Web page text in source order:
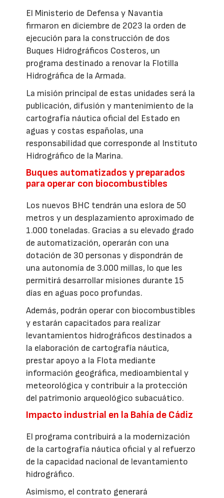
El Ministerio de Defensa y Navantia
firmaron en diciembre de 2023 la orden de
ejecución para la construcción de dos
Buques Hidrográficos Costeros, un
programa destinado a renovar la Flotilla
Hidrográfica de la Armada.
La misión principal de estas unidades será la
publicación, difusión y mantenimiento de la
cartografía náutica oficial del Estado en
aguas y costas españolas, una
responsabilidad que corresponde al Instituto
Hidrográfico de la Marina.
Buques automatizados y preparados
para operar con biocombustibles
Los nuevos BHC tendrán una eslora de 50
metros y un desplazamiento aproximado de
1.000 toneladas. Gracias a su elevado grado
de automatización, operarán con una
dotación de 30 personas y dispondrán de
una autonomía de 3.000 millas, lo que les
permitirá desarrollar misiones durante 15
días en aguas poco profundas.
Además, podrán operar con biocombustibles
y estarán capacitados para realizar
levantamientos hidrográficos destinados a
la elaboración de cartografía náutica,
prestar apoyo a la Flota mediante
información geográfica, medioambiental y
meteorológica y contribuir a la protección
del patrimonio arqueológico subacuático.
Impacto industrial en la Bahía de Cádiz
El programa contribuirá a la modernización
de la cartografía náutica oficial y al refuerzo
de la capacidad nacional de levantamiento
hidrográfico.
Asimismo, el contrato generará